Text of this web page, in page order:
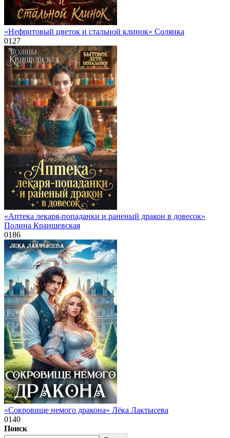
«Нефритовый цветок и стальной клинок» Солянка
0127
«Аптека лекаря-попаданки и раненый дракон в довесок»
Полина Краншевская
0186
«Сокровище немого дракона» Лёка Лактысева
0140
Поиск